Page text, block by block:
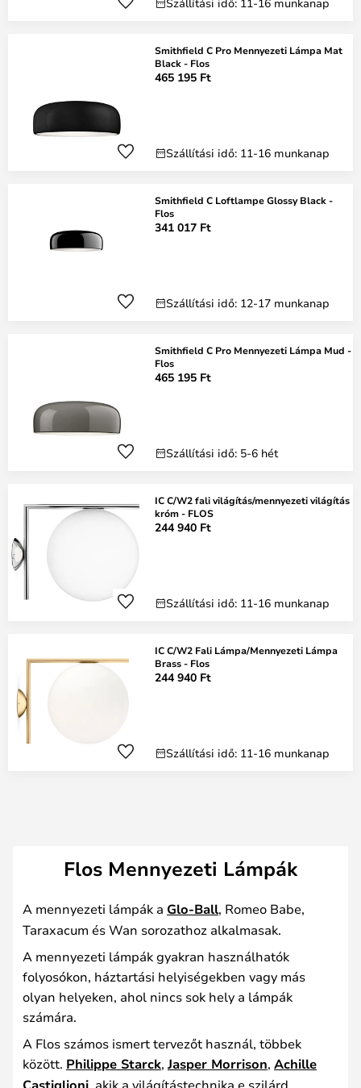
Smithfield C Pro Mennyezeti Lámpa Mat
Black - Flos
465 195 Ft
Szállítási idő: 11-16 munkanap
Smithfield C Loftlampe Glossy Black -
Flos
341 017 Ft
Szállítási idő: 12-17 munkanap
Smithfield C Pro Mennyezeti Lámpa Mud -
Flos
465 195 Ft
Szállítási idő: 5-6 hét
IC C/W2 fali világítás/mennyezeti világítás
króm - FLOS
244 940 Ft
Szállítási idő: 11-16 munkanap
IC C/W2 Fali Lámpa/Mennyezeti Lámpa
Brass - Flos
244 940 Ft
Szállítási idő: 11-16 munkanap
Flos Mennyezeti Lámpák
A mennyezeti lámpák a Glo-Ball, Romeo Babe,
Taraxacum és Wan sorozathoz alkalmasak.
A mennyezeti lámpák gyakran használhatók
folyosókon, háztartási helyiségekben vagy más
olyan helyeken, ahol nincs sok hely a lámpák
számára.
A Flos számos ismert tervezőt használ, többek
között. Philippe Starck, Jasper Morrison, Achille
Castiglioni, akik a világítástechnika e szilárd